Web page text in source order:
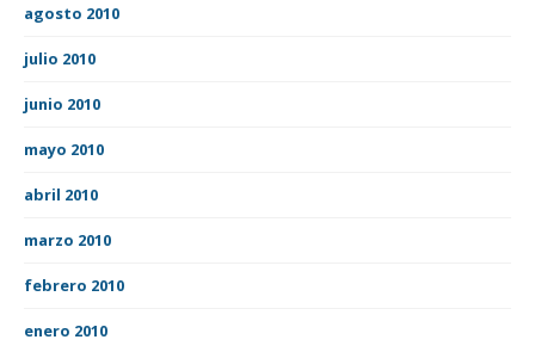
agosto 2010
julio 2010
junio 2010
mayo 2010
abril 2010
marzo 2010
febrero 2010
enero 2010